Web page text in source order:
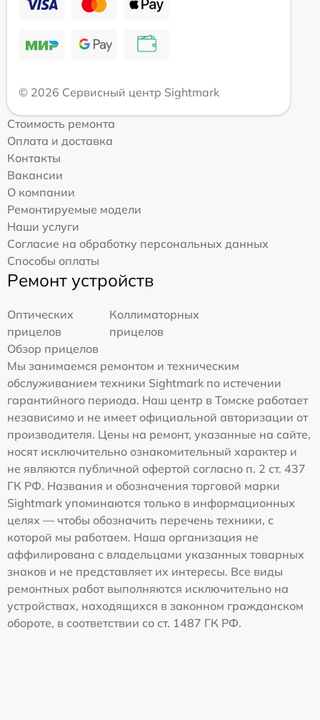
© 2026 Сервисный центр Sightmark
Стоимость ремонта
Оплата и доставка
Контакты
Вакансии
О компании
Ремонтируемые модели
Наши услуги
Согласие на обработку персональных данных
Способы оплаты
Ремонт устройств
Оптических
прицелов
Коллиматорных
прицелов
Обзор прицелов
Мы занимаемся ремонтом и техническим
обслуживанием техники Sightmark по истечении
гарантийного периода. Наш центр в Томске работает
независимо и не имеет официальной авторизации от
производителя. Цены на ремонт, указанные на сайте,
носят исключительно ознакомительный характер и
не являются публичной офертой согласно п. 2 ст. 437
ГК РФ. Названия и обозначения торговой марки
Sightmark упоминаются только в информационных
целях — чтобы обозначить перечень техники, с
которой мы работаем. Наша организация не
аффилирована с владельцами указанных товарных
знаков и не представляет их интересы. Все виды
ремонтных работ выполняются исключительно на
устройствах, находящихся в законном гражданском
обороте, в соответствии со ст. 1487 ГК РФ.